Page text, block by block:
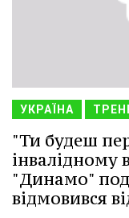
УКРАЇНА
"Ти будеш
інвалідному
"Динамо"
відмовився